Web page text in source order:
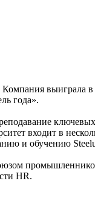
Компания выиграла
года».
входит в
и обучению
HR.